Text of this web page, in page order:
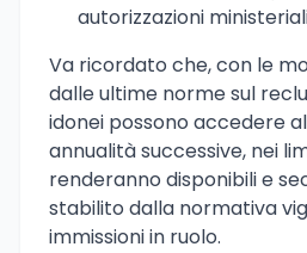
autorizzazioni
Va ricordato che, con le
dalle ultime norme sul
idonei possono accedere
annualità successive, nei
renderanno disponibili e
stabilito dalla normativa
immissioni in ruolo.